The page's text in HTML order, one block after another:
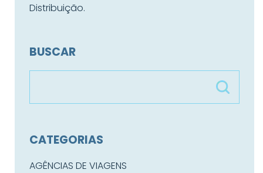
Distribuição.
BUSCAR
CATEGORIAS
AGÊNCIAS DE VIAGENS